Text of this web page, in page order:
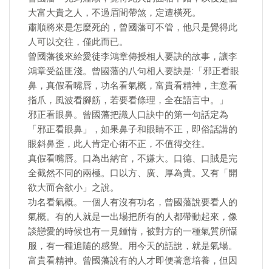
大富大貴之人，不過眉間帶煞，定遭橫死。
肅順將來是怎麼死的，曾國藩可不管，他只是覺得此
人可以交往，僅此而已。
曾國藩後來給愛徒李鴻章傳授相人要訣的故事，讓李
鴻章受益匪淺。曾國藩的八句相人要訣是:「邪正看眼
鼻，真假看嘴唇，功名看氣概，富貴看精神，主意看
指爪，風波看腳筋，若要看條理，全在語言中。」
邪正看眼鼻。曾國藩把識人口訣中的第一句話定為
「邪正看眼鼻」，如果鼻子和眼睛不正，即俗話講的
眼斜鼻歪，此人肯定心術不正，不值得交往。
真假看嘴唇。口為出納官，不嫌大。口德、口賊是完
全截然不同的兩極。口以方、廣、厚為貴。又有「開
欲大而合欲小」之說。
功名看氣概。一個人有沒有功名，曾國藩說要看人的
氣概。有的人就是一出場把所有的人都帶動起來，像
談戀愛的時候也有一見鍾情，被對方的一種氣質所懾
服，有一種追隨的感覺。用今天的話說，就是氣場。
富貴看精神。曾國藩說有的人才即便著意培養，但因